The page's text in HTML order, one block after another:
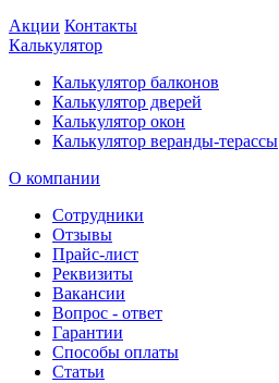
Акции Контакты
Калькулятор
Калькулятор балконов
Калькулятор дверей
Калькулятор окон
Калькулятор веранды-терассы
О компании
Сотрудники
Отзывы
Прайс-лист
Реквизиты
Вакансии
Вопрос - ответ
Гарантии
Способы оплаты
Статьи